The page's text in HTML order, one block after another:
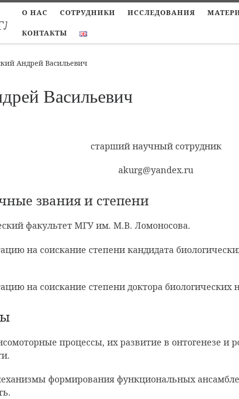
О НАС СОТРУДНИКИ ИССЛЕДОВАНИЯ
КОНТАКТЫ
Андрей Васильевич
Васильевич
старший научный сотрудник
akurg@yandex.ru
звания и степени
факультет МГУ им. М.В. Ломоносова.
на соискание степени кандидата
на соискание степени доктора биологических
процессы, их развитие в онтогенезе и
формирования функциональных